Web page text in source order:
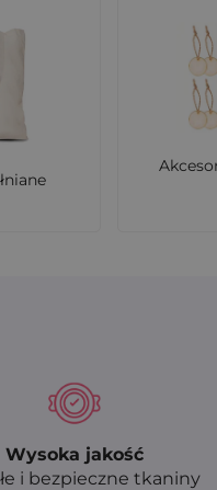
Wysoka jakość
i bezpieczne tkaniny